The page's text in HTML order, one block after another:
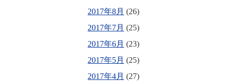
2017年8月 (26)
2017年7月 (25)
2017年6月 (23)
2017年5月 (25)
2017年4月 (27)